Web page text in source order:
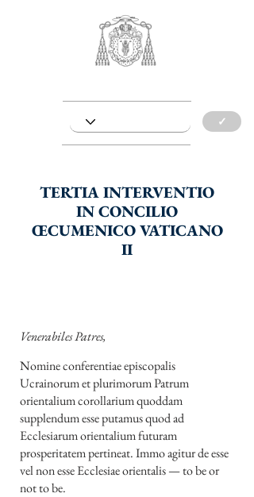
✓
TERTIA INTERVENTIO
IN CONCILIO
ŒCUMENICO VATICANO
II
Venerabiles Patres,
Nomine conferentiae episcopalis
Ucrainorum et plurimorum Patrum
orientalium corollarium quoddam
supplendum esse putamus quod ad
Ecclesiarum orientalium futuram
prosperitatem pertineat. Immo agitur de esse
vel non esse Ecclesiae orientalis — to be or
not to be.